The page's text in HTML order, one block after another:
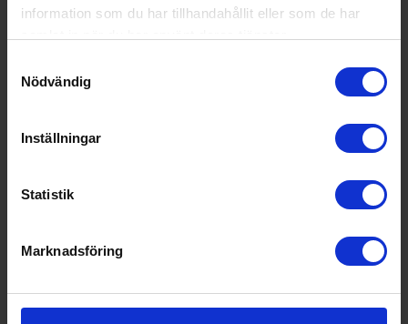
information som du har tillhandahållit eller som de har
Nödvändig
Inställningar
Statistik
Marknadsföring
Droppstopp (Ja/Nej):
Nej
Kaffekvarn (Ja/Nej):
Mjölkskummare (Ja/Nej):
Timer (Ja/Nej):
Nej